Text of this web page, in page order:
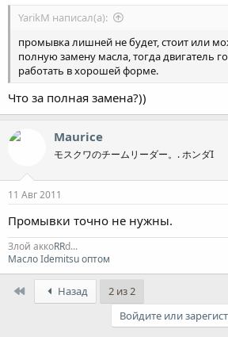
YarikM написал(а):
промывка лишней не будет, стоит или
полную замену масла, тогда двигатель
работать в хорошей форме.
Что за полная замена?))
Maurice
モスクワのチームリーダー。. ホンダI
11 Авг 2011
Промывки точно не нужны.
Злой аккоRRd...
Масло Idemitsu оптом
Назад
2 из 2
Войдите или